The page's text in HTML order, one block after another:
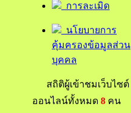
การละเมิด
นโยบายการ
คุ้มครองข้อมูลส่วน
บุคคล
สถิติผู้เข้าชมเว็บไซต์
ออนไลน์ทั้งหมด 8 คน